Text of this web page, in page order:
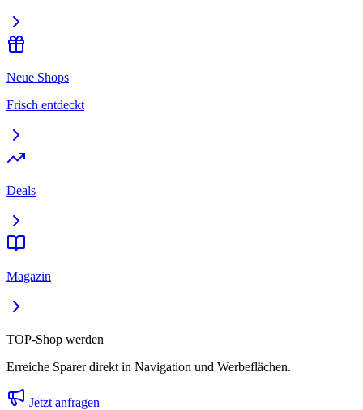
Neue Shops
Frisch entdeckt
Deals
Magazin
TOP-Shop werden
Erreiche Sparer direkt in Navigation und Werbeflächen.
Jetzt anfragen